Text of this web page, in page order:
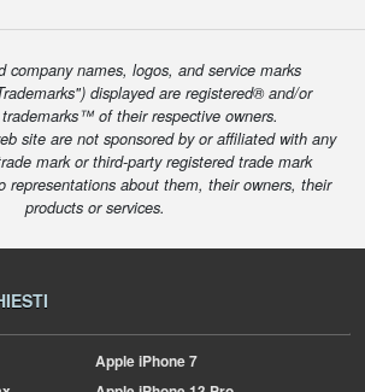
company names, logos, and service marks
displayed are registered® and/or
of their respective owners.
site are not sponsored by or affiliated with any
mark or third-party registered trade mark
representations about them, their owners, their
products or services.
AppleiPhone 7